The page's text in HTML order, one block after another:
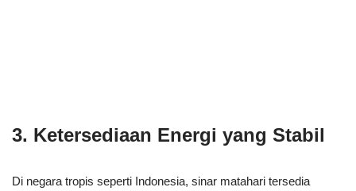
3. Ketersediaan Energi yang Stabil
Di negara tropis seperti Indonesia, sinar matahari tersedia